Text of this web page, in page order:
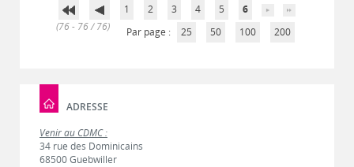
1 2 3 4 5
6
(76 - 76 / 76)
Par page : 25 50 100 200
ADRESSE
Venir au CDMC :
34 rue des Dominicains
68500 Guebwiller